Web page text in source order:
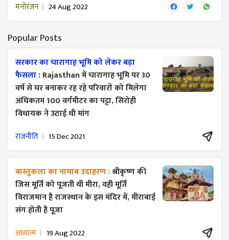
मनोरंजन 24 Aug 2022
Popular Posts
सरकार का चारागाह भूमि को लेकर बड़ा
फैसला :Rajasthan में चारागाह भूमि पर 30
वर्ष से घर बनाकर रह रहे परिवारों को मिलेगा
अधिकतम 100 वर्गमीटर का पट्टा, सिरोही
विधायक ने उठाई थी मांग
राजनीति 15 Dec 2021
वास्तुकला का नायाब उदाहरण :श्रीकृष्ण की
जिस मूर्ति को पूजती थी मीरा, वही मूर्ति
विराजमान है राजस्थान के इस मंदिर में, मीराबाई
संग होती है पूजा
अध्यात्म 19 Aug 2022